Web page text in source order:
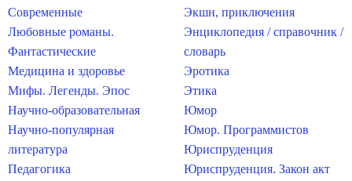
Современные
Любовные романы.
Фантастические
Медицина и здоровье
Мифы. Легенды. Эпос
Научно-образовательная
Научно-популярная
литература
Педагогика
Экшн, приключения
Энциклопедия / справочник /
словарь
Эротика
Этика
Юмор
Юмор. Программистов
Юриспруденция
Юриспруденция. Закон акт